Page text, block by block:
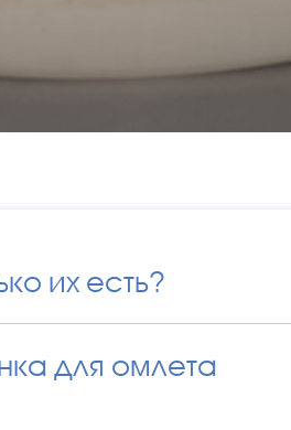
их есть?
для омлета